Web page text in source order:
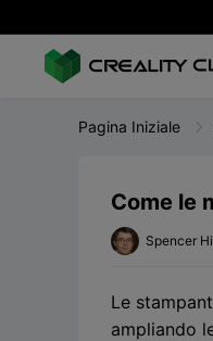
Pagina Iniziale
Come le
Spencer
Le
ampliando